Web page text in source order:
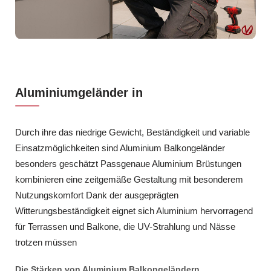
Aluminiumgeländer in
Durch ihre das niedrige Gewicht, Beständigkeit und variable
Einsatzmöglichkeiten sind Aluminium Balkongeländer
besonders geschätzt Passgenaue Aluminium Brüstungen
kombinieren eine zeitgemäße Gestaltung mit besonderem
Nutzungskomfort Dank der ausgeprägten
Witterungsbeständigkeit eignet sich Aluminium hervorragend
für Terrassen und Balkone, die UV-Strahlung und Nässe
trotzen müssen
Die Stärken von Aluminium Balkongeländern